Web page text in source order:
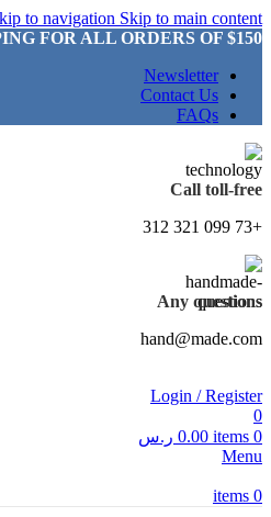
to navigation Skip to main content
FOR ALL ORDERS OF $150
Newsletter
Contact Us
FAQs
Call toll-free
+73 099 321 312
Any questions
hand@made.com
Login / Register
0
0
items
0.00 ر.س
Menu
0
items